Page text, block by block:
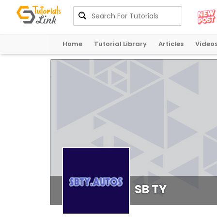
Home Tutorial Library Articles
SB TY